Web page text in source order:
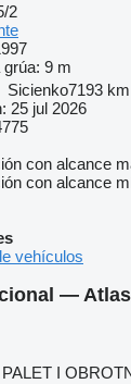
2
grúa: 9 m
Sicienko7193
25 jul 2026
con alcance
con alcance
vehículos
— Atlas
I